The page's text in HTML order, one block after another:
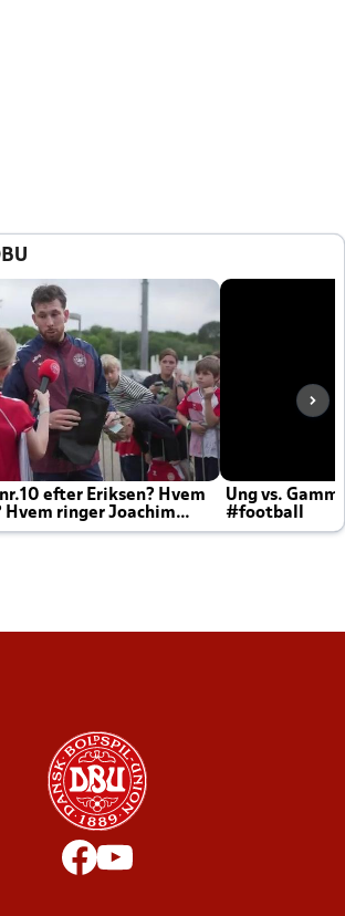
efter Eriksen? Hvem
Hvem ringer Joachim
Ung vs.
#football